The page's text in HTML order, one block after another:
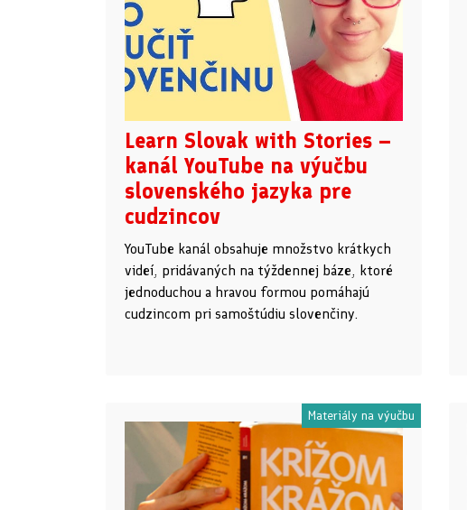
Learn Slovak with Stories –
kanál YouTube na výučbu
slovenského jazyka pre
cudzincov
YouTube kanál obsahuje množstvo krátkych
videí, pridávaných na týždennej báze, ktoré
jednoduchou a hravou formou pomáhajú
cudzincom pri samoštúdiu slovenčiny.
Materiály na výučbu